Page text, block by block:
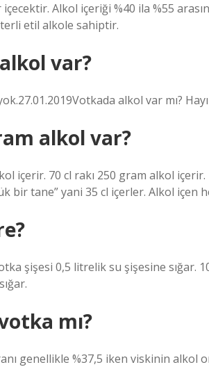
Alkol içeriği %40 ila %55
etil alkole sahiptir.
var?
alkol var mı?
alkol var?
içerir. 70 cl rakı 250 gram alkol içerir.
bir tane” yani 35 cl içerler. Alkol içen
şişesi 0,5 litrelik su şişesine sığar.
mı?
genellikle %37,5 iken viskinin alkol